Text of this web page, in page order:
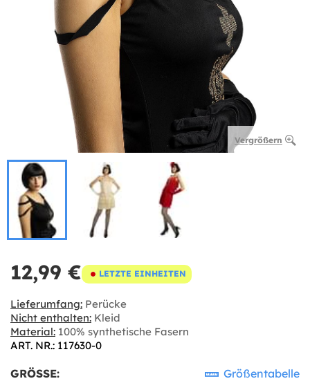
Vergrößern
12,99 € LETZTE EINHEITEN
Lieferumfang: Perücke
Nicht enthalten: Kleid
Material: 100% synthetische Fasern
ART. NR.: 117630-0
GRÖSSE: Größentabelle